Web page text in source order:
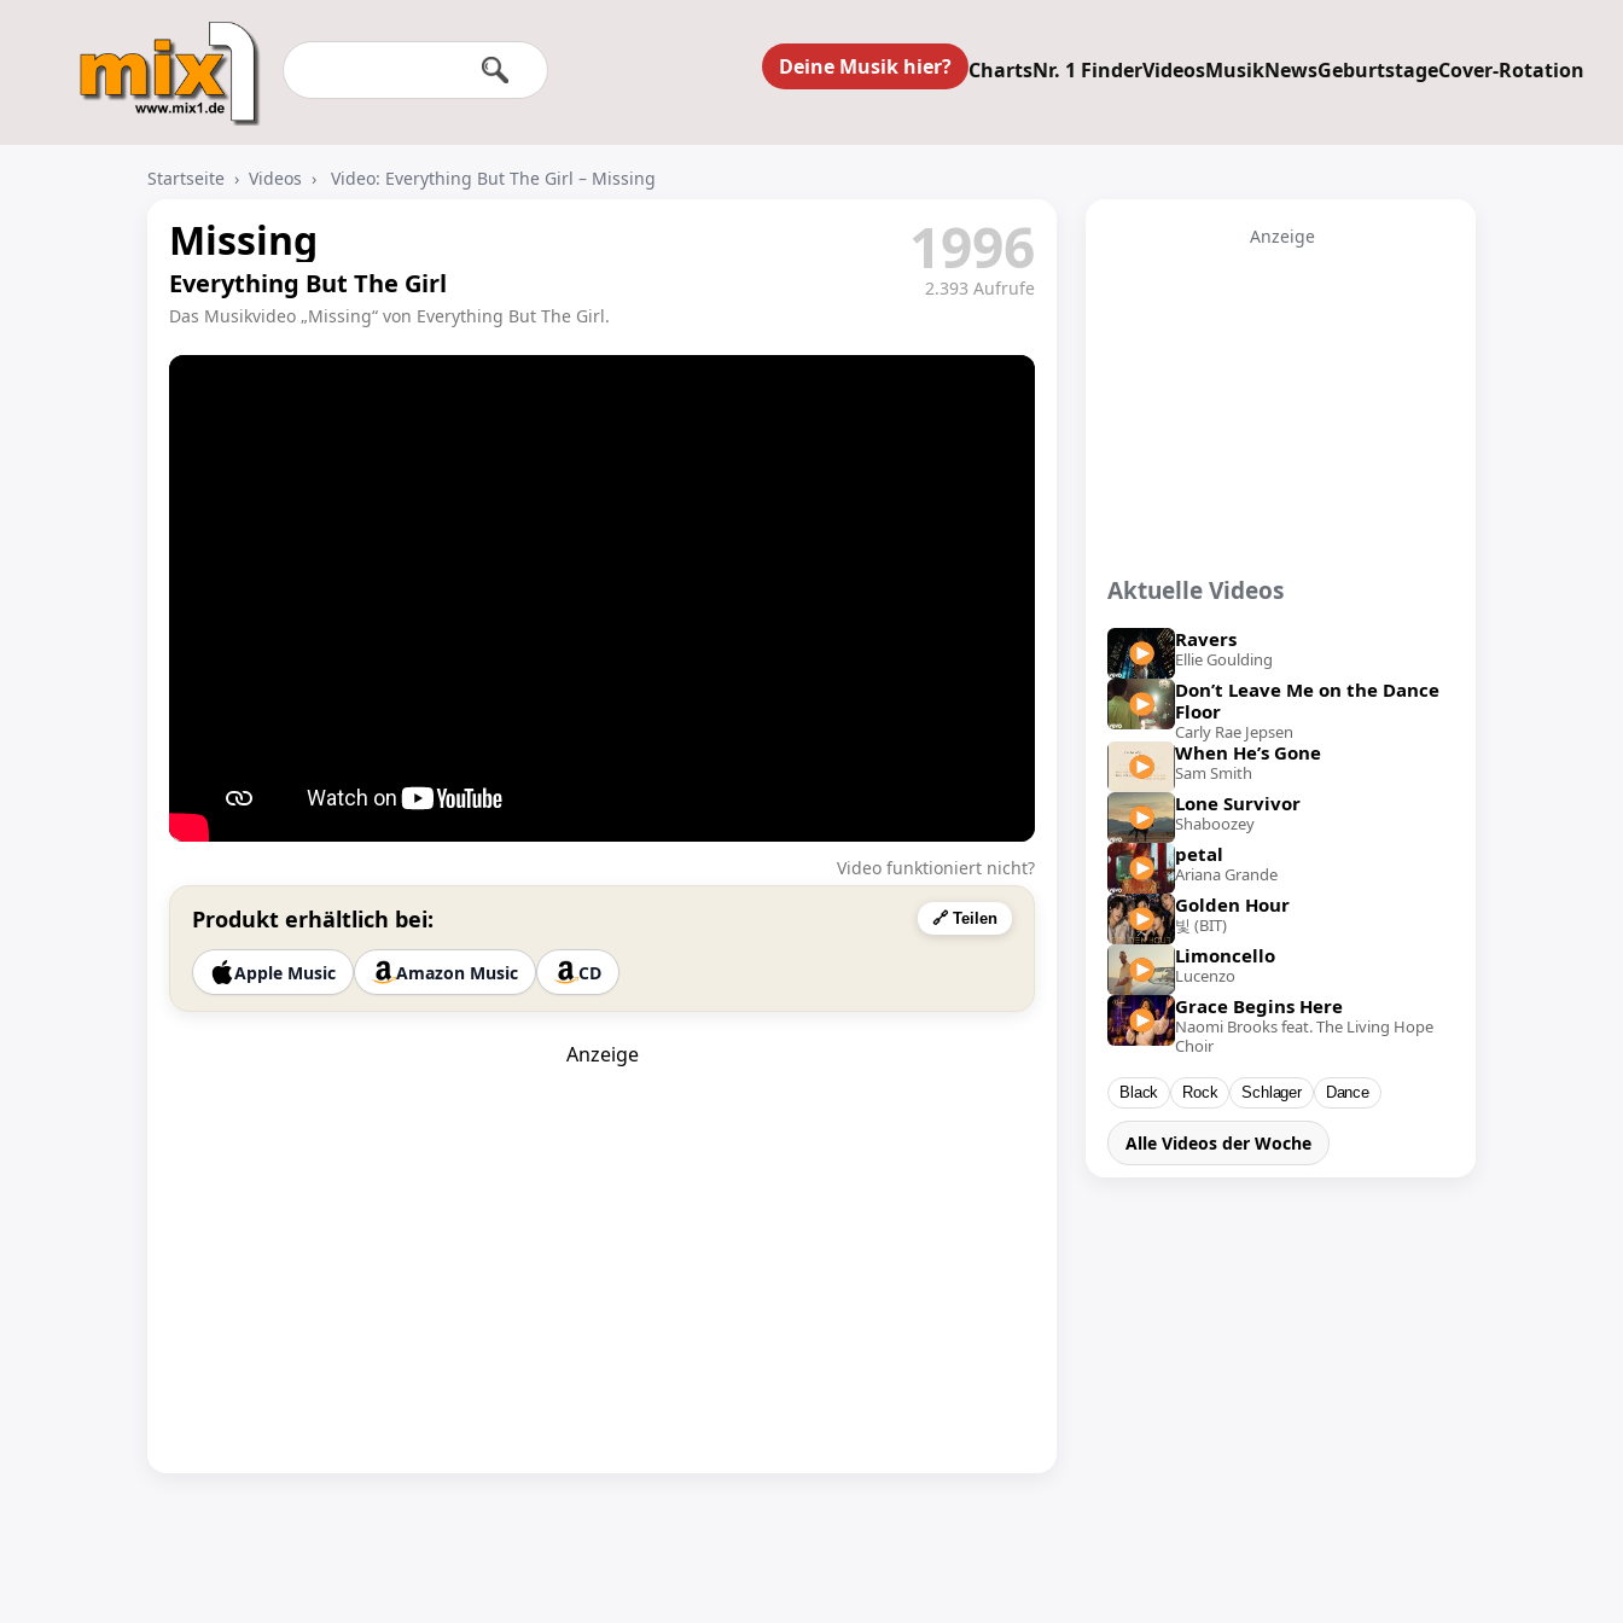
Deine Musik hier? ChartsNr. 1 FinderVideosMusikNewsGeburtstageCover-Rotation
Startseite › Videos › Video: Everything But The Girl – Missing
Missing
Everything But The Girl
Das Musikvideo „Missing“ von Everything But The Girl.
1996
2.393 Aufrufe
Video funktioniert nicht?
Produkt erhältlich bei: 🔗 Teilen
Apple Music Amazon Music CD
Anzeige
Anzeige
Aktuelle Videos
Ravers
Ellie Goulding
Don’t Leave Me on the Dance
Floor
Carly Rae Jepsen
When He’s Gone
Sam Smith
Lone Survivor
Shaboozey
petal
Ariana Grande
Golden Hour
빛 (BIT)
Limoncello
Lucenzo
Grace Begins Here
Naomi Brooks feat. The Living Hope
Choir
Black Rock Schlager Dance
Alle Videos der Woche